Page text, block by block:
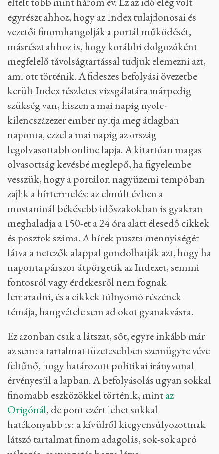
egyrészt ahhoz, hogy az Index tulajdonosai és
vezetői finomhangolják a portál működését,
másrészt ahhoz is, hogy korábbi dolgozóként
megfelelő távolságtartással tudjuk elemezni azt,
ami ott történik. A fideszes befolyási övezetbe
került Index részletes vizsgálatára márpedig
szükség van, hiszen a mai napig nyolc-
kilencszázezer ember nyitja meg átlagban
naponta, ezzel a mai napig az ország
legolvasottabb online lapja. A kitartóan magas
olvasottság kevésbé meglepő, ha figyelembe
vesszük, hogy a portálon nagyüzemi tempóban
zajlik a hírtermelés: az elmúlt évben a
mostaninál békésebb időszakokban is gyakran
meghaladja a 150-et a 24 óra alatt élesedő cikkek
és posztok száma. A hírek puszta mennyiségét
látva a netezők alappal gondolhatják azt, hogy ha
naponta párszor átpörgetik az Indexet, semmi
fontosról vagy érdekesről nem fognak
lemaradni, és a cikkek túlnyomó részének
témája, hangvétele sem ad okot gyanakvásra.
Ez azonban csak a látszat, sőt, egyre inkább már
az sem: a tartalmat tüzetesebben szemügyre véve
feltűnő, hogy határozott politikai irányvonal
érvényesül a lapban. A befolyásolás ugyan sokkal
finomabb eszközökkel történik, mintaz
Origónál, de pont ezért lehet sokkal
hatékonyabb is: a kívülről kiegyensúlyozottnak
látszó tartalmat finom adagolás, sok-sok apró